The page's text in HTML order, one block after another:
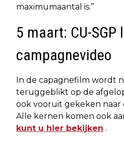
maximumaantal is.’’
5 maart: CU-SGP
campagnevideo
In de capagnefilm wordt
teruggeblikt op de
ook vooruit gekeken naar
Alle kernen komen ook
kunt u hier bekijken .